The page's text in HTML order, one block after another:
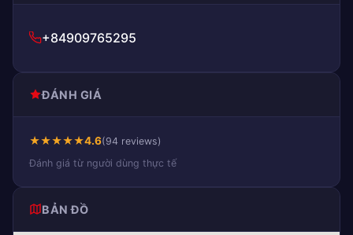
+84909765295
ĐÁNH GIÁ
★★★★★4.6(94 reviews)
Đánh giá từ người dùng thực tế
BẢN ĐỒ